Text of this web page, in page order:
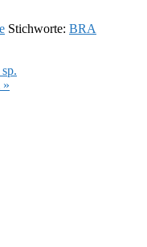
Stichworte: BRA
»